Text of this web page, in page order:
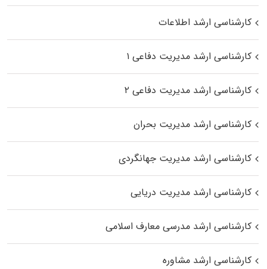
کارشناسی ارشد اطلاعات
کارشناسی ارشد مدیریت دفاعی ۱
کارشناسی ارشد مدیریت دفاعی ۲
کارشناسی ارشد مدیریت بحران
کارشناسی ارشد مدیریت جهانگردی
کارشناسی ارشد مدیریت دریایی
کارشناسی ارشد مدرسی معارف اسلامی
کارشناسی ارشد مشاوره